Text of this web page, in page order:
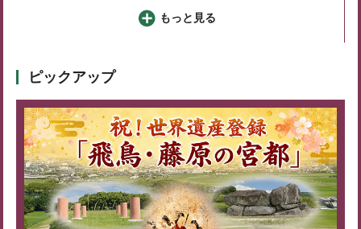
もっと見る
ピックアップ